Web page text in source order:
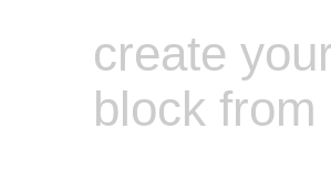
create
block from